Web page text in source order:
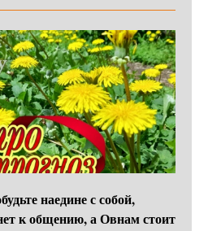
наедине с собой,
к общению, а Овнам стоит